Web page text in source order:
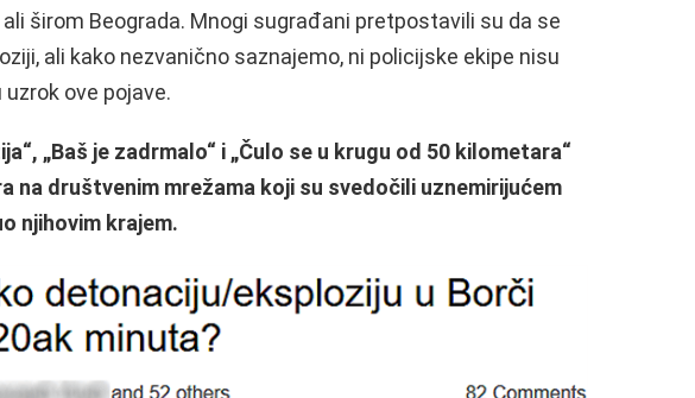
širom Beograda. Mnogi sugrađani pretpostavili su da se
ali kako nezvanično saznajemo, ni policijske ekipe nisu
ove pojave.
„Baš je zadrmalo“ i „Čulo se u krugu od 50 kilometara“
na društvenim mrežama koji su svedočili uznemirijućem
njihovim krajem.